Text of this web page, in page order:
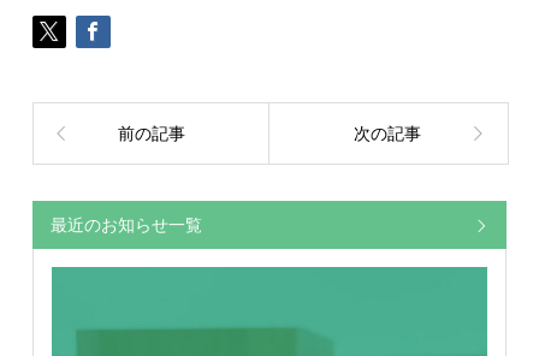
前の記事 次の記事
最近のお知らせ一覧